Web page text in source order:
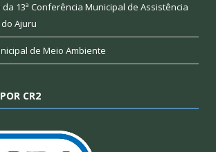
13ª Conferência Municipal de Assistência
Ajuru
de Meio Ambiente
CR2